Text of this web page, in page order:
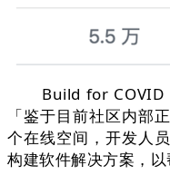
Build for COVID
「鉴于目前社区内部
个在线空间，开发人
构建软件解决方案，以